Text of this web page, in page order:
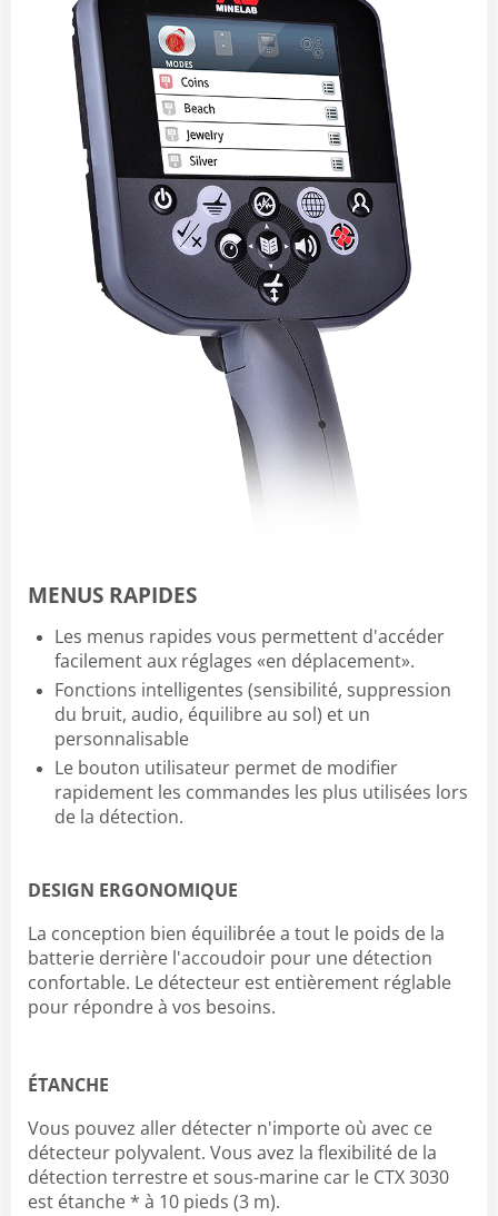
MENUS RAPIDES
Les menus rapides vous permettent d'accéder
facilement aux réglages «en déplacement».
Fonctions intelligentes (sensibilité, suppression
du bruit, audio, équilibre au sol) et un
personnalisable
Le bouton utilisateur permet de modifier
rapidement les commandes les plus utilisées lors
de la détection.
DESIGN ERGONOMIQUE
La conception bien équilibrée a tout le poids de la
batterie derrière l'accoudoir pour une détection
confortable. Le détecteur est entièrement réglable
pour répondre à vos besoins.
ÉTANCHE
Vous pouvez aller détecter n'importe où avec ce
détecteur polyvalent. Vous avez la flexibilité de la
détection terrestre et sous-marine car le CTX 3030
est étanche * à 10 pieds (3 m).